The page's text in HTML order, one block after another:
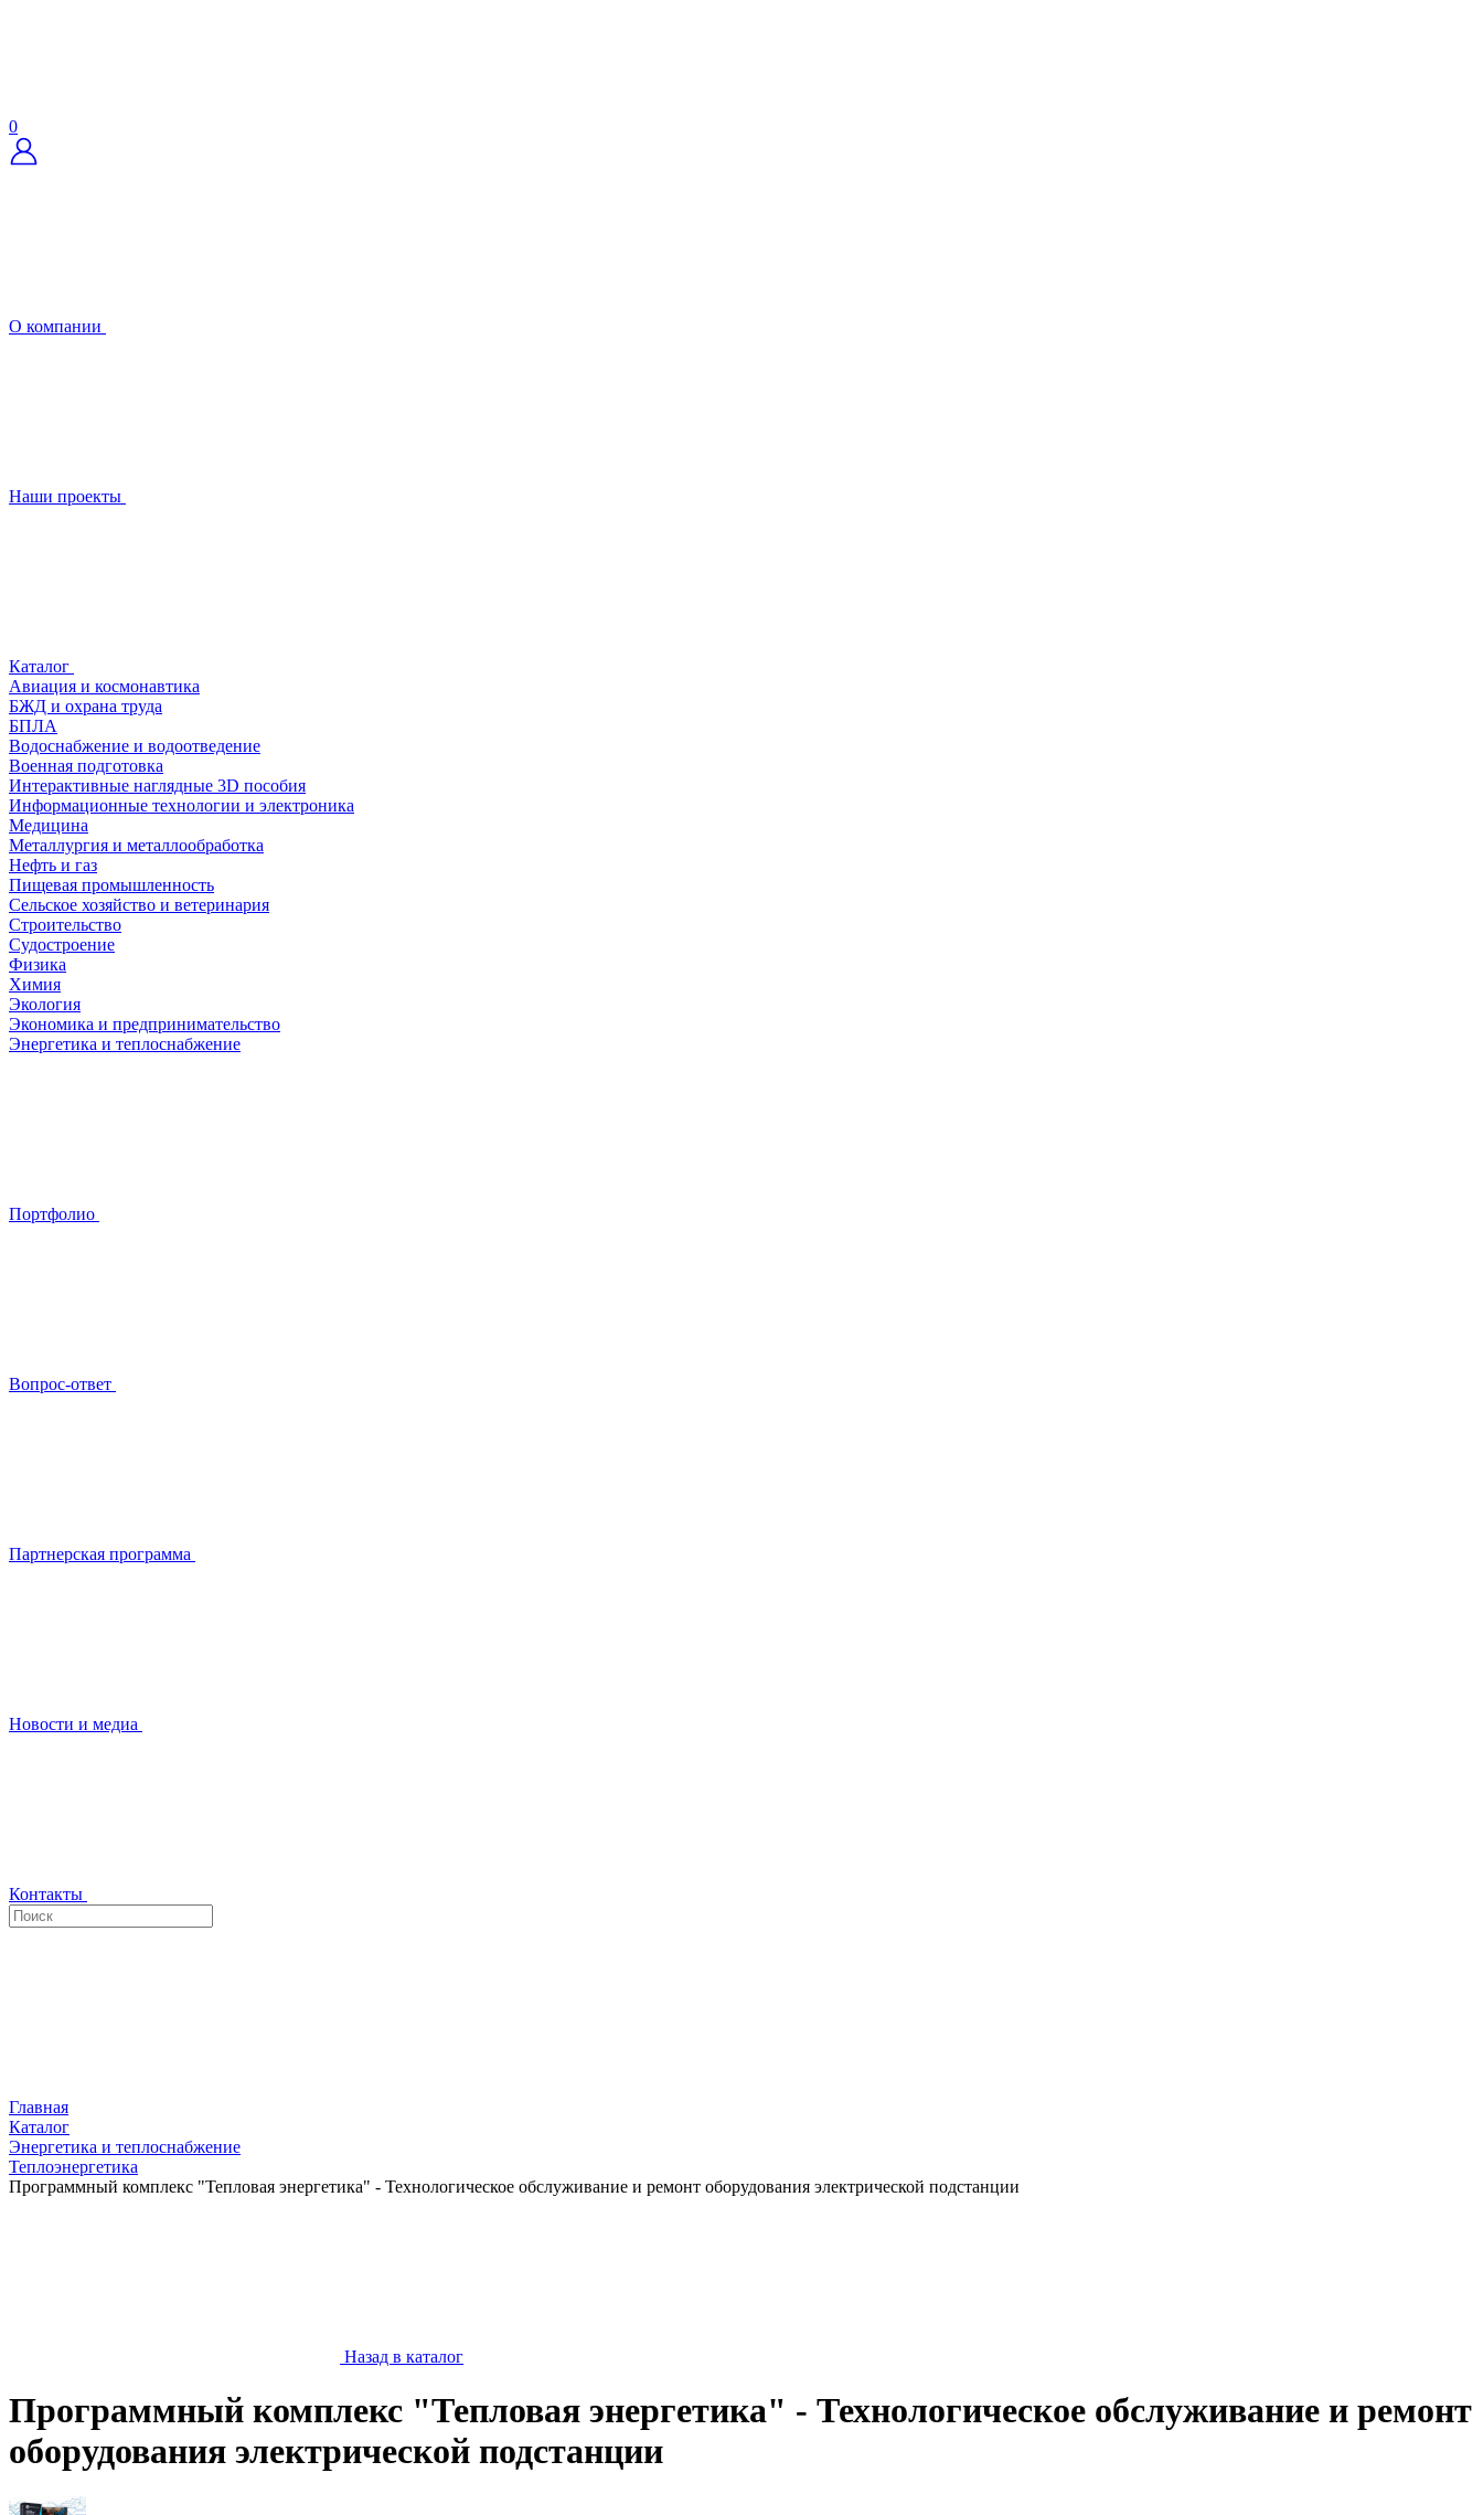
0
О компании
Наши проекты
Каталог
Авиация и космонавтика
БЖД и охрана труда
БПЛА
Водоснабжение и водоотведение
Военная подготовка
Интерактивные наглядные 3D пособия
Информационные технологии и электроника
Медицина
Металлургия и металлообработка
Нефть и газ
Пищевая промышленность
Сельское хозяйство и ветеринария
Строительство
Судостроение
Физика
Химия
Экология
Экономика и предпринимательство
Энергетика и теплоснабжение
Портфолио
Вопрос-ответ
Партнерская программа
Новости и медиа
Контакты
Главная
Каталог
Энергетика и теплоснабжение
Теплоэнергетика
Программный комплекс "Тепловая энергетика" - Технологическое обслуживание и ремонт оборудования электрической подстанции
Назад в каталог
Программный комплекс "Тепловая энергетика" - Технологическое обслуживание и ремонт
оборудования электрической подстанции